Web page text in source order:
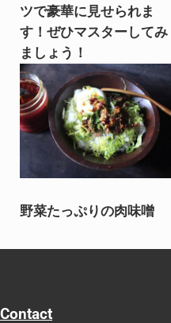
ツで豪華に見せられま
す！ぜひマスターしてみ
ましょう！
野菜たっぷりの肉味噌
Contact